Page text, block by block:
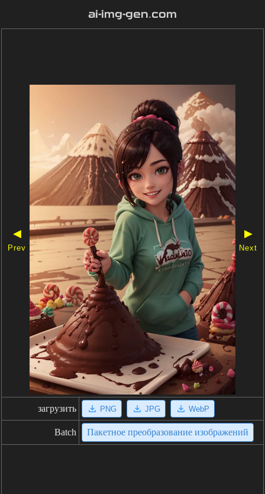
ai-img-gen.com
◀
Prev
▶
Next
загрузить PNG JPG WebP
Batch Пакетное преобразование изображений